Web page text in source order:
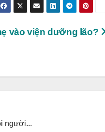
vào viện dưỡng lão?
người...